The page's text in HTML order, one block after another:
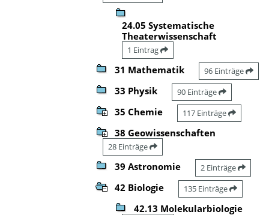
24.05 Systematische
Theaterwissenschaft
1 Eintrag
31 Mathematik 96 Einträge
33 Physik 90 Einträge
35 Chemie 117 Einträge
38 Geowissenschaften
28 Einträge
39 Astronomie 2 Einträge
42 Biologie 135 Einträge
42.13 Molekularbiologie